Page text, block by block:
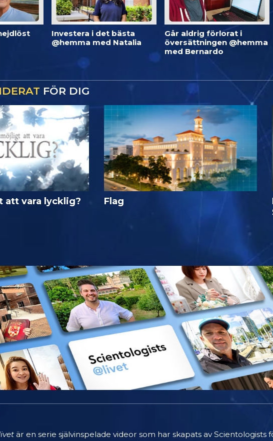
Investera i det bästa
@hemma med Natalia
Går aldrig förlorat i
översättningen @hemma
med Bernardo
FÖR DIG
att vara lycklig? Flag
är en serie självinspelade videor som har skapats av